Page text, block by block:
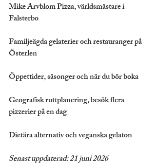
Mike Arvblom Pizza, världsmästare i
Falsterbo
Familjeägda gelaterier och restauranger på
Österlen
Öppettider, säsonger och när du bör boka
Geografisk ruttplanering, besök flera
pizzerier på en dag
Dietära alternativ och veganska gelaton
Senast uppdaterad: 21 juni 2026